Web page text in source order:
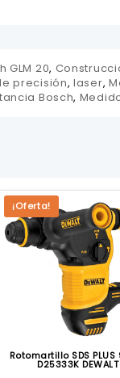
GLM 20,
precisión,laser,
Bosch,
¡Oferta!
Rotomartillo SDS PLUS
D25333K DEWALT